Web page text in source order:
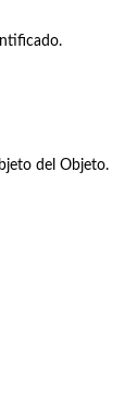
del Objeto.